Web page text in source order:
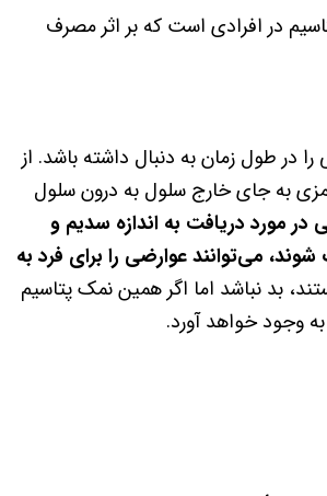
در افرادی است که بر اثر مصرف
در طول زمان به دنبال داشته باشد. از
به جای خارج سلول به درون سلول
مورد دریافت به اندازه سدیم و
می‌توانند عوارضی را برای فرد به
بد نباشد اما اگر همین نمک پتاسیم
وجود خواهد آورد.